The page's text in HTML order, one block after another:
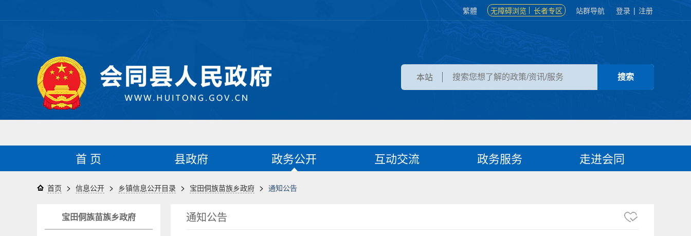
繁體 无障碍浏览 长者专区 站群导航 登录 | 注册
本站
首 页 县政府 政务公开 互动交流 政务服务 走进会同
首页 > 信息公开 > 乡镇信息公开目录 > 宝田侗族苗族乡政府 > 通知公告
宝田侗族苗族乡政府 通知公告